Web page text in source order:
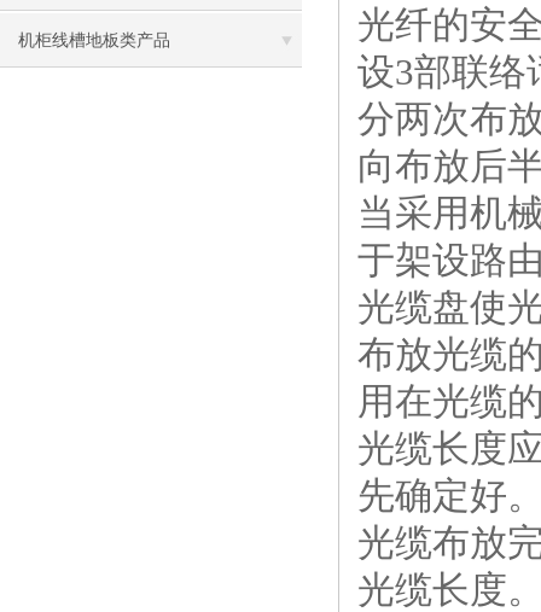
机柜线槽地板类产品
光纤的安
设3部联络
分两次布
向布放后
当采用机
于架设路
光缆盘使
布放光缆
用在光缆
光缆长度
先确定好
光缆布放
光缆长度